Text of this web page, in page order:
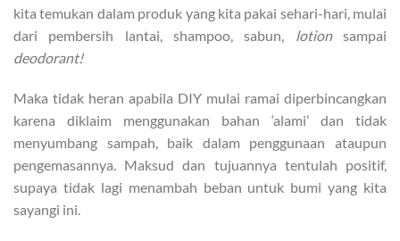
kita temukan dalam produk yang kita pakai sehari-hari, mulai
dari pembersih lantai, shampoo, sabun,
lotionsampai
deodorant!
Maka tidak heran apabila DIY mulai ramai diperbincangkan
karena diklaim menggunakan bahan ‘alami’ dan tidak
menyumbang sampah, baik dalam penggunaan ataupun
pengemasannya. Maksud dan tujuannya tentulah positif,
supaya tidak lagi menambah beban untuk bumi yang kita
sayangi ini.